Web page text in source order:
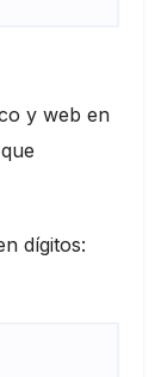
y web en
dígitos: